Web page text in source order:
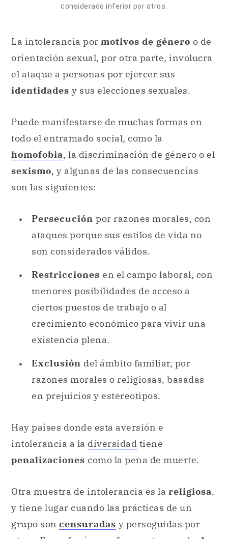
considerado inferior por otros.
La intolerancia por motivos de género o de
orientación sexual, por otra parte, involucra
el ataque a personas por ejercer sus
identidades y sus elecciones sexuales.
Puede manifestarse de muchas formas en
todo el entramado social, como la
homofobia, la discriminación de género o el
sexismo, y algunas de las consecuencias
son las siguientes:
Persecución por razones morales, con
ataques porque sus estilos de vida no
son considerados válidos.
Restricciones en el campo laboral, con
menores posibilidades de acceso a
ciertos puestos de trabajo o al
crecimiento económico para vivir una
existencia plena.
Exclusión del ámbito familiar, por
razones morales o religiosas, basadas
en prejuicios y estereotipos.
Hay países donde esta aversión e
intolerancia a la diversidad tiene
penalizaciones como la pena de muerte.
Otra muestra de intolerancia es la religiosa,
y tiene lugar cuando las prácticas de un
grupo son censuradas y perseguidas por